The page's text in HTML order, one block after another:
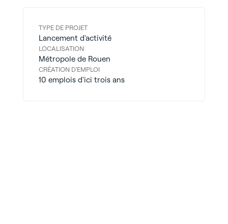
TYPE DE PROJET
Lancement d'activité
LOCALISATION
Métropole de Rouen
CRÉATION D'EMPLOI
10 emplois d'ici trois ans